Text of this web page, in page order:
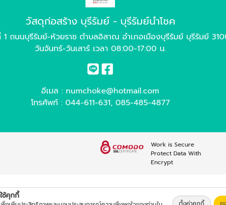
วัสดุก่อสร้าง บุรีรัมย์ - บุรีรัมย์นำโชค
ถนนบุรีรัมย์-ห้วยราช ตำบลอิสาณ อำเภอเมืองบุรีรัมย์ บุรีรัมย์
วันจันทร์-วันเสาร์ เวลา 08:00-17:00 น.
อีเมล : numchoke@hotmail.com
โทรศัพท์ : 044-611-631, 085-485-4877
Work is Secure
Protect Data With
Encrypt
ช้คุกกี้